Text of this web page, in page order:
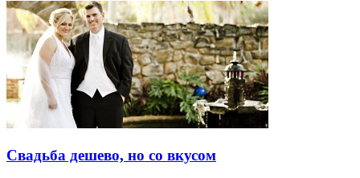
Свадьба дешево, но со вкусом